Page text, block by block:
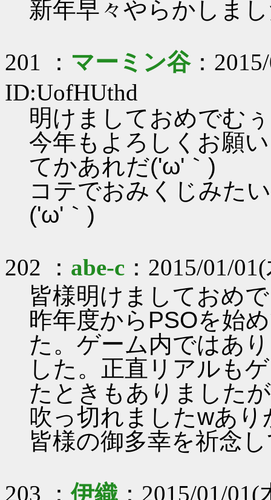
新年早々やらかしま
201 ： マーミン谷：
ID:UofHUthd
明けましておめでむ
今年もよろしくお願
てかあれだ('ω'｀)
コテでおみくじみた
('ω'｀)
202 ： abe-c ：2015/01/
皆様明けましておめ
昨年度からPSOを始
た。ゲーム内ではあ
した。正直リアルも
たときもありました
吹っ切れましたwあ
皆様の御多幸を祈念
203 ：伊織 ：2015/01/